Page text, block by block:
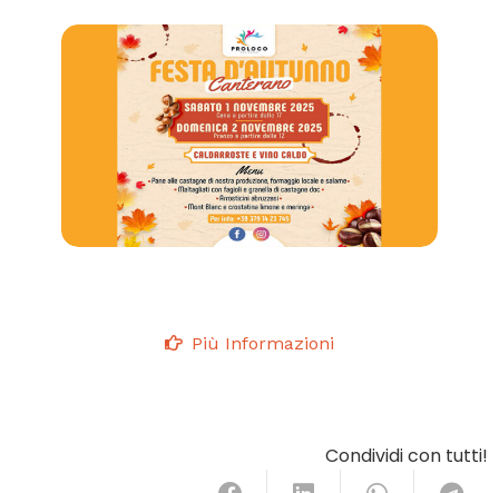
Più Informazioni
Condividi con tutti!